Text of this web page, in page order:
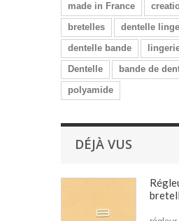
made in France
bretelles
dentelle
dentelle bande
Dentelle
bande de
polyamide
DÉJÀ VUS